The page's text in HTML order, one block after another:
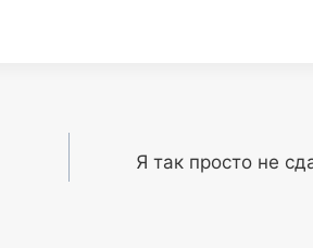
Я так просто не